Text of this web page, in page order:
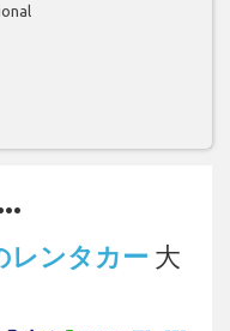
レンタカー 大